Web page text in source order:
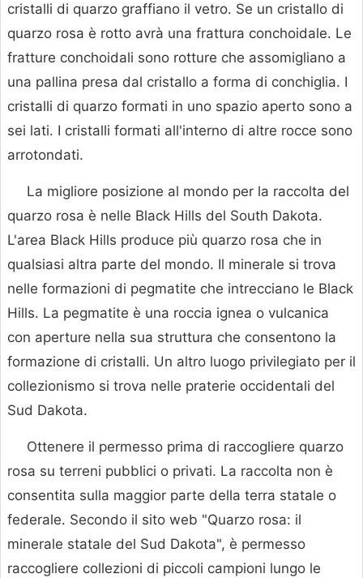
cristalli di quarzo graffiano il vetro. Se un cristallo di
quarzo rosa è rotto avrà una frattura conchoidale. Le
fratture conchoidali sono rotture che assomigliano a
una pallina presa dal cristallo a forma di conchiglia. I
cristalli di quarzo formati in uno spazio aperto sono a
sei lati. I cristalli formati all'interno di altre rocce sono
arrotondati.
La migliore posizione al mondo per la raccolta del
quarzo rosa è nelle Black Hills del South Dakota.
L'area Black Hills produce più quarzo rosa che in
qualsiasi altra parte del mondo. Il minerale si trova
nelle formazioni di pegmatite che intrecciano le Black
Hills. La pegmatite è una roccia ignea o vulcanica
con aperture nella sua struttura che consentono la
formazione di cristalli. Un altro luogo privilegiato per il
collezionismo si trova nelle praterie occidentali del
Sud Dakota.
Ottenere il permesso prima di raccogliere quarzo
rosa su terreni pubblici o privati. La raccolta non è
consentita sulla maggior parte della terra statale o
federale. Secondo il sito web "Quarzo rosa: il
minerale statale del Sud Dakota", è permesso
raccogliere collezioni di piccoli campioni lungo le